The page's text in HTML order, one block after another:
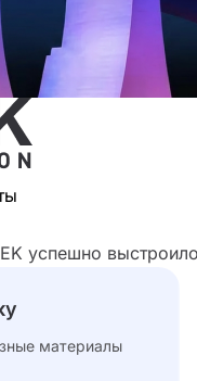
успешно
материалы